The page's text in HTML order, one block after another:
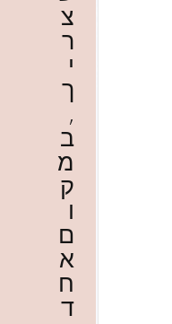
צ
ר
י
ך
,
ב
מ
ק
ו
ם
א
ח
ד